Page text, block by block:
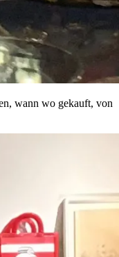
wann wo gekauft, von